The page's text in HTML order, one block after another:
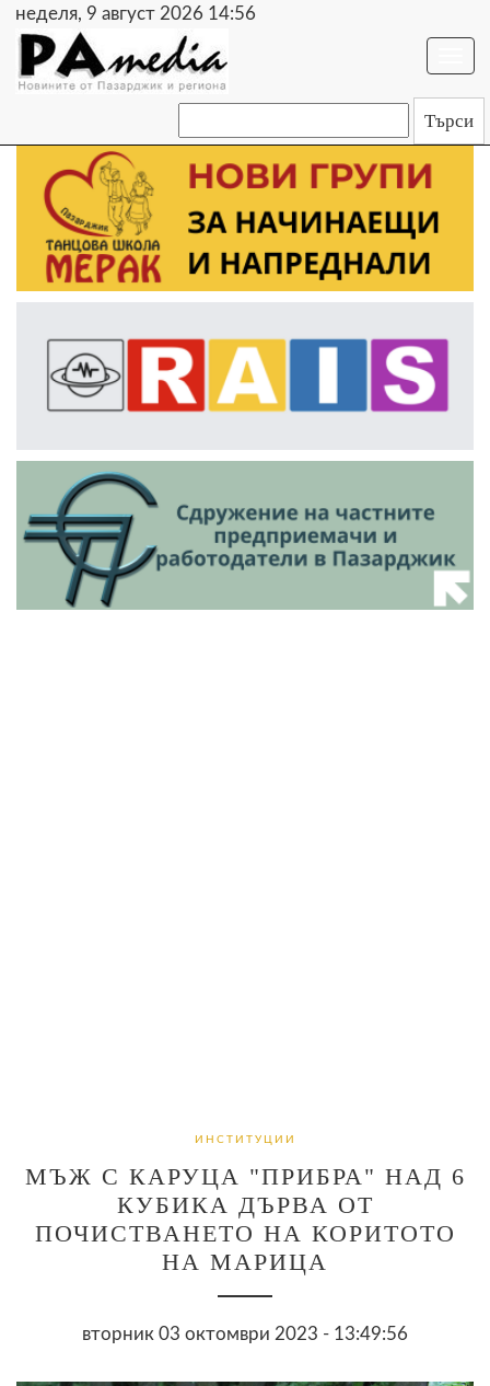
неделя, 9 август 2026 14:56
ИНСТИТУЦИИ
МЪЖ С КАРУЦА "ПРИБРА" НАД 6
КУБИКА ДЪРВА ОТ
ПОЧИСТВАНЕТО НА КОРИТОТО
НА МАРИЦА
вторник 03 октомври 2023 - 13:49:56